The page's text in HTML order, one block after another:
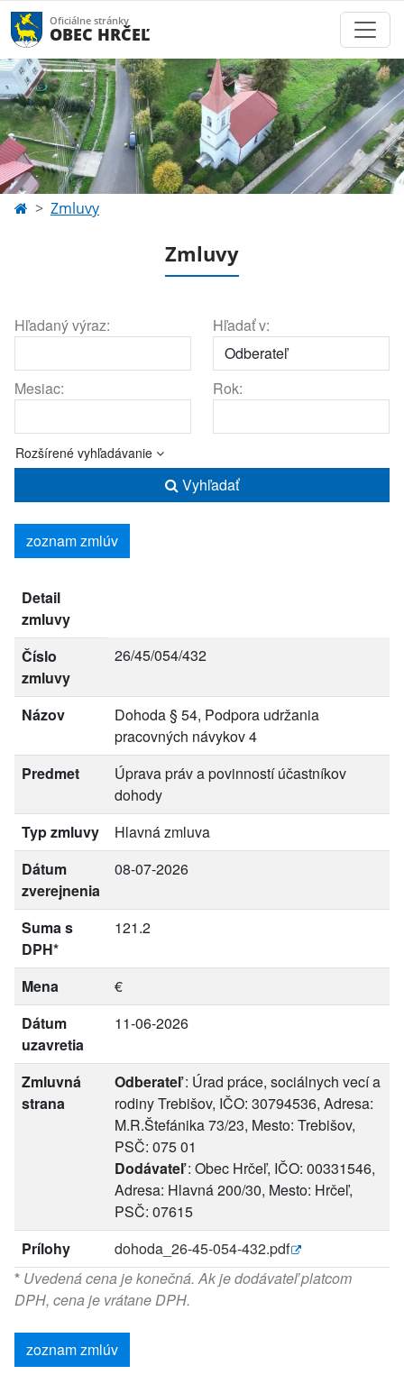
Oficiálne stránky
OBEC HRČEĽ
Zmluvy
Zmluvy
Hľadaný výraz: Hľadať v:
Mesiac: Rok:
Rozšírené vyhľadávanie
Vyhľadať
zoznam zmlúv
Detail
zmluvy
Číslo
zmluvy
26/45/054/432
Názov
Dohoda § 54, Podpora udržania
pracovných návykov 4
Predmet
Úprava práv a povinností účastníkov
dohody
Typ zmluvy
Hlavná zmluva
Dátum
zverejnenia
08-07-2026
Suma s
DPH*
121.2
Mena
€
Dátum
uzavretia
11-06-2026
Zmluvná
strana
Odberateľ: Úrad práce, sociálnych vecí a
rodiny Trebišov, IČO: 30794536, Adresa:
M.R.Štefánika 73/23, Mesto: Trebišov,
PSČ: 075 01
Dodávateľ: Obec Hrčeľ, IČO: 00331546,
Adresa: Hlavná 200/30, Mesto: Hrčeľ,
PSČ: 07615
Prílohy
dohoda_26-45-054-432.pdf
* Uvedená cena je konečná. Ak je dodávateľ platcom
DPH, cena je vrátane DPH.
zoznam zmlúv